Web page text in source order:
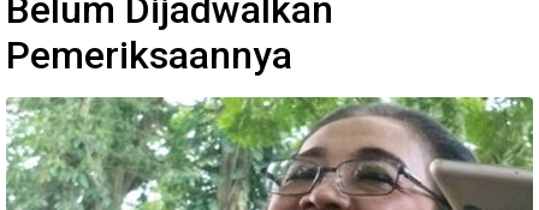
Belum Dijadwalkan
Pemeriksaannya